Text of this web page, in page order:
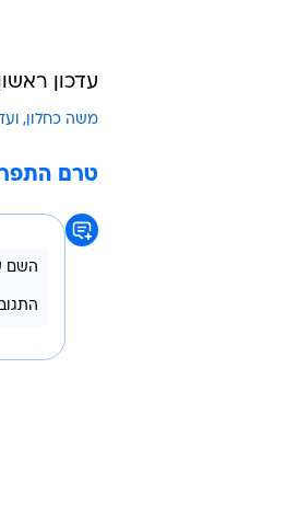
החוק על
ומדובר
עדכון ראשון -
משה כחלון